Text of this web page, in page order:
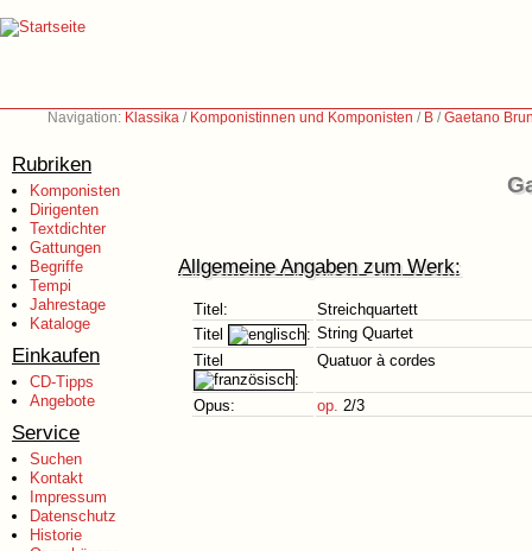
Navigation: Klassika / Komponistinnen und Komponisten / B /Gaetano
Rubriken
Komponisten
Dirigenten
Textdichter
Gattungen
Begriffe
Tempi
Jahrestage
Kataloge
Einkaufen
CD-Tipps
Angebote
Service
Suchen
Kontakt
Impressum
Datenschutz
Historie
Allgemeine Angaben zum Werk:
Titel:
Streichquartett
Titel
: String Quartet
Titel
:
Quatuor à cordes
Opus: op. 2/3